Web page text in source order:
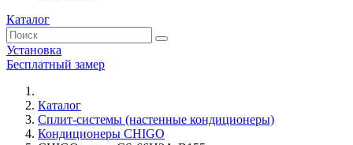
Каталог
Установка
Бесплатный замер
Каталог
Сплит-системы (настенные кондиционеры)
Кондиционеры CHIGO